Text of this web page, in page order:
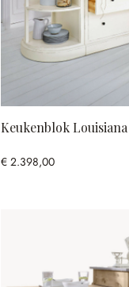
Keukenblok Louisiana
€ 2.398,00